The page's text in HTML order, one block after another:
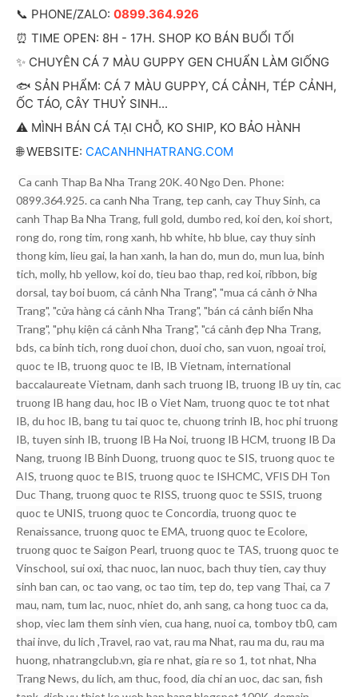
📞 PHONE/ZALO: 0899.364.926
⏰ TIME OPEN: 8H - 17H. SHOP KO BÁN BUỔI TỐI
✨ CHUYÊN CÁ 7 MÀU GUPPY GEN CHUẨN LÀM GIỐNG
🐟 SẢN PHẨM: CÁ 7 MÀU GUPPY, CÁ CẢNH, TÉP CẢNH,
ỐC TÁO, CÂY THUỶ SINH...
⚠️ MÌNH BÁN CÁ TẠI CHỖ, KO SHIP, KO BẢO HÀNH
🌐 WEBSITE: CACANHNHATRANG.COM
Ca canh Thap Ba Nha Trang 20K. 40 Ngo Den. Phone:
0899.364.925. ca canh Nha Trang, tep canh, cay Thuy Sinh, ca
canh Thap Ba Nha Trang, full gold, dumbo red, koi den, koi short,
rong do, rong tim, rong xanh, hb white, hb blue, cay thuy sinh
thong kim, lieu gai, la han xanh, la han do, mun do, mun lua, binh
tich, molly, hb yellow, koi do, tieu bao thap, red koi, ribbon, big
dorsal, tay boi buom, cá cảnh Nha Trang", "mua cá cảnh ở Nha
Trang", "cửa hàng cá cảnh Nha Trang", "bán cá cảnh biển Nha
Trang", "phụ kiện cá cảnh Nha Trang", "cá cảnh đẹp Nha Trang,
bds, ca binh tich, rong duoi chon, duoi cho, san vuon, ngoai troi,
quoc te IB, truong quoc te IB, IB Vietnam, international
baccalaureate Vietnam, danh sach truong IB, truong IB uy tin, cac
truong IB hang dau, hoc IB o Viet Nam, truong quoc te tot nhat
IB, du hoc IB, bang tu tai quoc te, chuong trinh IB, hoc phi truong
IB, tuyen sinh IB, truong IB Ha Noi, truong IB HCM, truong IB Da
Nang, truong IB Binh Duong, truong quoc te SIS, truong quoc te
AIS, truong quoc te BIS, truong quoc te ISHCMC, VFIS DH Ton
Duc Thang, truong quoc te RISS, truong quoc te SSIS, truong
quoc te UNIS, truong quoc te Concordia, truong quoc te
Renaissance, truong quoc te EMA, truong quoc te Ecolore,
truong quoc te Saigon Pearl, truong quoc te TAS, truong quoc te
Vinschool, sui oxi, thac nuoc, lan nuoc, bach thuy tien, cay thuy
sinh ban can, oc tao vang, oc tao tim, tep do, tep vang Thai, ca 7
mau, nam, tum lac, nuoc, nhiet do, anh sang, ca hong tuoc ca da,
shop, viec lam them sinh vien, cua hang, nuoi ca, tomboy tb0, cam
thai inve, du lich ,Travel, rao vat, rau ma Nhat, rau ma du, rau ma
huong, nhatrangclub.vn, gia re nhat, gia re so 1, tot nhat, Nha
Trang News, du lich, am thuc, food, dia chi an uoc, dac san, fish